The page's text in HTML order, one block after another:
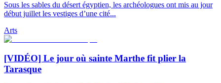
Sous les sables du désert égyptien, les archéologues ont mis au jour
début juillet les vestiges d’une cité...
Arts
[VIDÉO] Le jour où sainte Marthe fit plier la
Tarasque